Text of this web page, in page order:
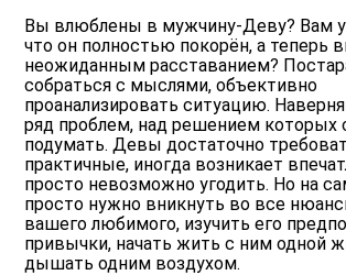
Вы влюблены в мужчину-Деву? Вам
что он полностью покорён, а теперь
неожиданным расставанием?
собраться с мыслями, объективно
проанализировать ситуацию.
ряд проблем, над решением которых
подумать. Девы достаточно
практичные, иногда возникает
просто невозможно угодить. Но на
просто нужно вникнуть во все
вашего любимого, изучить его
привычки, начать жить с ним одной
дышать одним воздухом.